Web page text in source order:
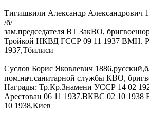
Тигишвили Александр Александрович
/б/
зам.председателя ВТ ЗакВО,
Тройкой НКВД ГССР 09 11 1937 ВМН.
1937,Тбилиси
Суслов Борис Яковлевич
пом.нач.санитарной службы КВО,
Награды: Тр.Кр.Знамени УССР 14 02
Арестован 06 11 1937.ВКВС 02 10 1938
10 1938,Киев